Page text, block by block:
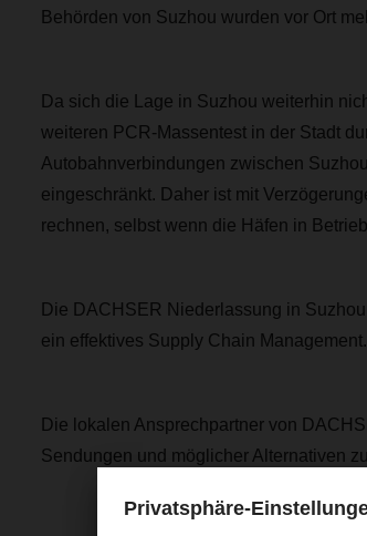
Behörden von Suzhou wurden vor Ort
Da sich die Lage in Suzhou weiterhin
weiteren PCR-Massentest in der Stadt
Autobahnverbindungen zwischen
eingeschränkt. Daher ist mit
rechnen, selbst wenn die Häfen in
Die DACHSER Niederlassung in
ein effektives Supply Chain Management.
Die lokalen Ansprechpartner von
Sendungen und möglicher Alternativen